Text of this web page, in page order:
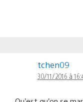
tchen09
30/11/2016 à